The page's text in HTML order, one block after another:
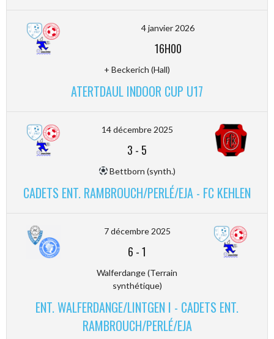
4 janvier 2026
16H00
+ Beckerich (Hall)
ATERTDAUL INDOOR CUP U17
14 décembre 2025
3 - 5
Bettborn (synth.)
CADETS ENT. RAMBROUCH/PERLÉ/EJA - FC KEHLEN
7 décembre 2025
6 -1
Walferdange (Terrain
synthétique)
ENT. WALFERDANGE/LINTGEN I - CADETS ENT.
RAMBROUCH/PERLÉ/EJA